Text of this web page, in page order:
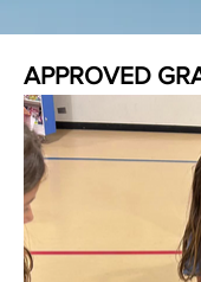
APPROVED